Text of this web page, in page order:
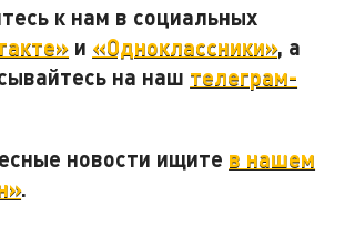
к нам в социальных
и «Одноклассники», а
на наш телеграм-
новости ищите в нашем
.